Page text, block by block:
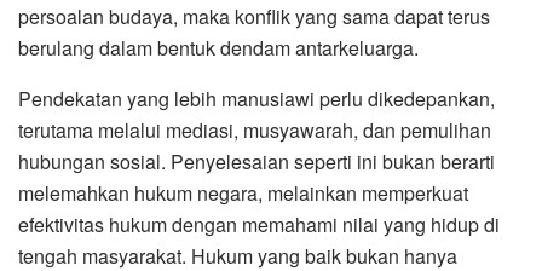
persoalan budaya, maka konflik yang sama dapat terus
berulang dalam bentuk dendam antarkeluarga.
Pendekatan yang lebih manusiawi perlu dikedepankan,
terutama melalui mediasi, musyawarah, dan pemulihan
hubungan sosial. Penyelesaian seperti ini bukan berarti
melemahkan hukum negara, melainkan memperkuat
efektivitas hukum dengan memahami nilai yang hidup di
tengah masyarakat. Hukum yang baik bukan hanya